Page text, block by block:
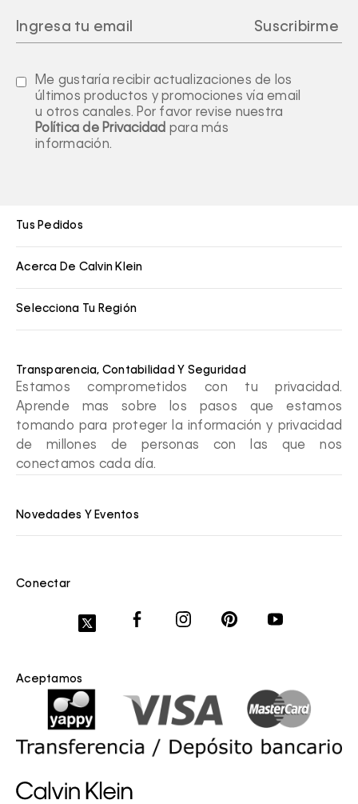
Me gustaría recibir actualizaciones de los
últimos productos y promociones vía email
u otros canales. Por favor revise nuestra
Política de Privacidad para más
información.
Tus Pedidos
Acerca De Calvin Klein
Selecciona Tu Región
Transparencia, Contabilidad Y Seguridad
Estamos comprometidos con tu privacidad.
Aprende mas sobre los pasos que estamos
tomando para proteger la información y privacidad
de millones de personas con las que nos
conectamos cada día.
Novedades Y Eventos
Conectar
Aceptamos